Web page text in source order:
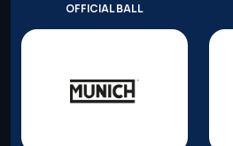
OFFICIAL BALL